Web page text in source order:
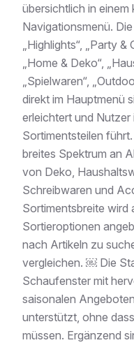
übersichtlich in einem
Navigationsmenü.
„Highlights“, „Party
„Home & Deko“,
„Spielwaren“,
direkt im Hauptmenü
erleichtert und
Sortimentsteilen
breites Spektrum an
von Deko,
Schreibwaren und
Sortimentsbreite wird
Sortieroptionen
nach Artikeln zu
vergleichen. ￼ Die
Schaufenster mit
saisonalen
unterstützt, ohne
müssen. Ergänzend